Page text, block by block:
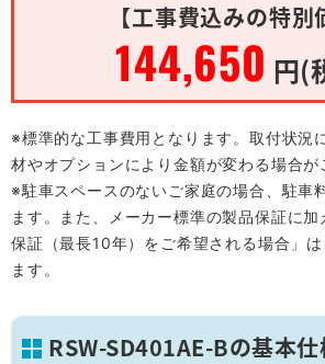
【工事費込みの特別
144,650 円(
※標準的な工事費用となります。取付状況
材やオプションにより金額が変わる場合が
※駐車スペースのないご家庭の場合、駐車
ます。また、メーカー標準の製品保証に
保証（最長10年）をご希望される場合」
ます。
RSW-SD401AE-Bの基本仕